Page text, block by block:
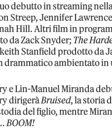
debutto in streaming
Streep, Jennifer
Hill. Altri film in
da Zack Snyder; The
Stanfield prodotto da
drammatico ambientato in
e Lin-Manuel Miranda
dirigeràBruised, la storia
del figlio, mentre
BOOM!